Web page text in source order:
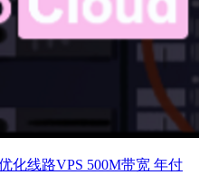
化线路VPS 500M带宽 年付